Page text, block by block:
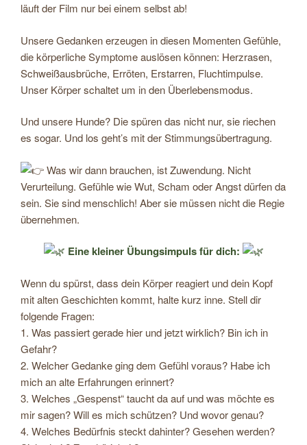
läuft der Film nur bei einem selbst ab!
Unsere Gedanken erzeugen in diesen Momenten Gefühle,
die körperliche Symptome auslösen können: Herzrasen,
Schweißausbrüche, Erröten, Erstarren, Fluchtimpulse.
Unser Körper schaltet um in den Überlebensmodus.
Und unsere Hunde? Die spüren das nicht nur, sie riechen
es sogar. Und los geht’s mit der Stimmungsübertragung.
Was wir dann brauchen, ist Zuwendung. Nicht
Verurteilung. Gefühle wie Wut, Scham oder Angst dürfen da
sein. Sie sind menschlich! Aber sie müssen nicht die Regie
übernehmen.
Eine kleiner Übungsimpuls für dich:
Wenn du spürst, dass dein Körper reagiert und dein Kopf
mit alten Geschichten kommt, halte kurz inne. Stell dir
folgende Fragen:
1. Was passiert gerade hier und jetzt wirklich? Bin ich in
Gefahr?
2. Welcher Gedanke ging dem Gefühl voraus? Habe ich
mich an alte Erfahrungen erinnert?
3. Welches „Gespenst“ taucht da auf und was möchte es
mir sagen? Will es mich schützen? Und wovor genau?
4. Welches Bedürfnis steckt dahinter? Gesehen werden?